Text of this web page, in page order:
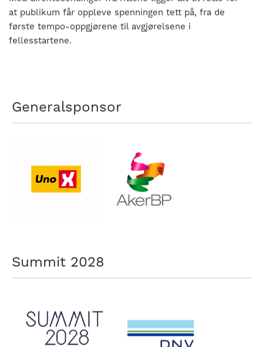
at publikum får oppleve spenningen tett på, fra de
første tempo-oppgjørene til avgjørelsene i
fellesstartene.
Generalsponsor
Summit 2028